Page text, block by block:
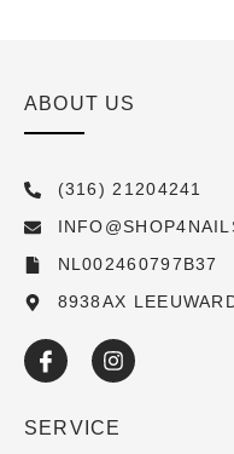
ABOUT US
(316) 21204241
NL002460797B37
8938AX
SERVICE